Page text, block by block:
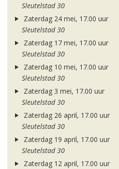
Sleutelstad 30
Zaterdag 24 mei, 17.00 uur
Sleutelstad 30
Zaterdag 17 mei, 17.00 uur
Sleutelstad 30
Zaterdag 10 mei, 17.00 uur
Sleutelstad 30
Zaterdag 3 mei, 17.00 uur
Sleutelstad 30
Zaterdag 26 april, 17.00 uur
Sleutelstad 30
Zaterdag 19 april, 17.00 uur
Sleutelstad 30
Zaterdag 12 april, 17.00 uur